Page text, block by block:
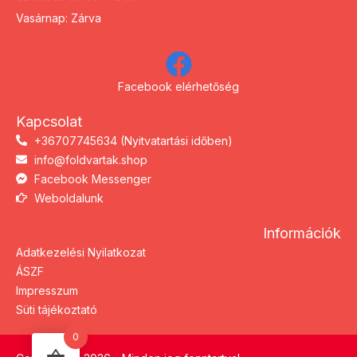
Vasárnap: Zárva
Facebook elérhetőség
Kapcsolat
+36707745634 (Nyitvatartási időben)
info@foldvartak.shop
Facebook Messenger
Weboldalunk
Információk
Adatkezelési Nyilatkozat
ÁSZF
Impresszum
Süti tájékoztató
0